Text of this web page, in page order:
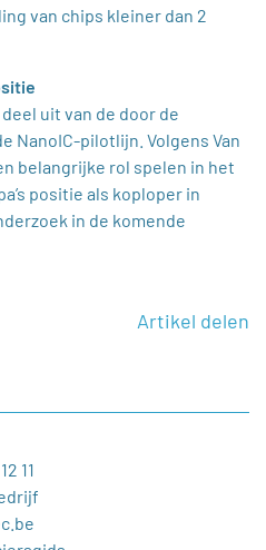
van chips kleiner dan 2
uit van de door de
NanoIC-pilotlijn. Volgens Van
belangrijke rol spelen in het
positie als koploper in
in de komende
Artikel delen
11